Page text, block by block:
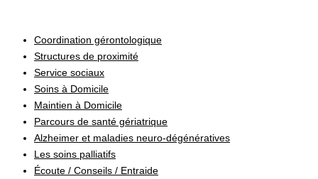
Coordination gérontologique
Structures de proximité
Service sociaux
Soins à Domicile
Maintien à Domicile
Parcours de santé gériatrique
Alzheimer et maladies neuro-dégénératives
Les soins palliatifs
Écoute / Conseils / Entraide